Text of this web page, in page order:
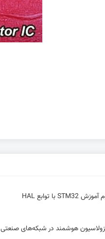
هوشمند در شبکه‌های صنعتی